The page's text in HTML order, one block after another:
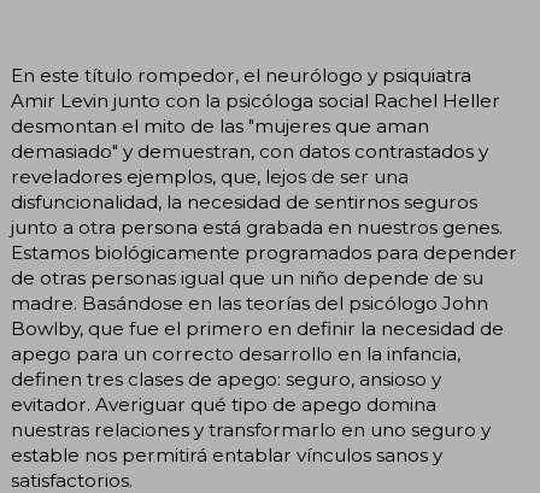
En este título rompedor, el neurólogo y psiquiatra
Amir Levin junto con la psicóloga social Rachel Heller
desmontan el mito de las "mujeres que aman
demasiado" y demuestran, con datos contrastados y
reveladores ejemplos, que, lejos de ser una
disfuncionalidad, la necesidad de sentirnos seguros
junto a otra persona está grabada en nuestros genes.
Estamos biológicamente programados para depender
de otras personas igual que un niño depende de su
madre. Basándose en las teorías del psicólogo John
Bowlby, que fue el primero en definir la necesidad de
apego para un correcto desarrollo en la infancia,
definen tres clases de apego: seguro, ansioso y
evitador. Averiguar qué tipo de apego domina
nuestras relaciones y transformarlo en uno seguro y
estable nos permitirá entablar vínculos sanos y
satisfactorios.